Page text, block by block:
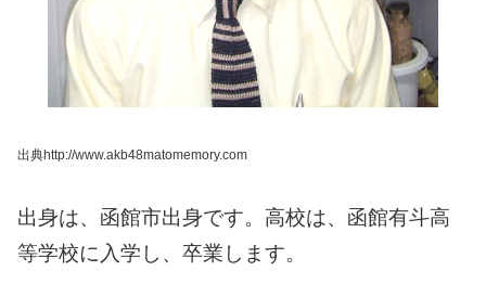
出典http://www.akb48matomemory.com
出身は、函館市出身です。 高校は、函館有斗高
等学校に入学し、卒業します。